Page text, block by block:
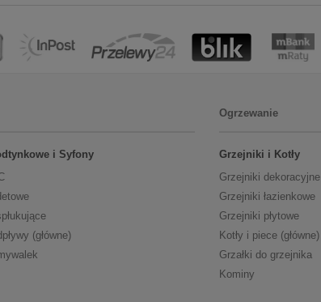
i Syfony
(główne)
Ogrzewanie
Grzejniki i Kotły
Grzejniki dekoracyjne
Grzejniki łazienkowe
Grzejniki płytowe
Kotły i piece (główne)
Grzałki do grzejnika
Kominy